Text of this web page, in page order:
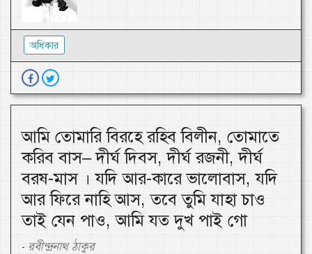
অধিকার
আমি তোমারি বিরহে রহিব বিলীন, তোমাতে
করিব বাস– দীর্ঘ দিবস, দীর্ঘ রজনী, দীর্ঘ
বরষ-মাস । যদি আর-কারে ভালোবাস, যদি
আর ফিরে নাহি আস, তবে তুমি যাহা চাও
তাই যেন পাও, আমি যত দুখ পাই গো
- রবীন্দ্রনাথ ঠাকুর